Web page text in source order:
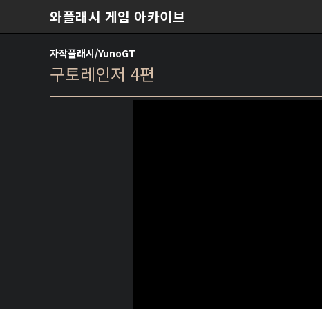
와플래시 게임 아카이브
자작플래시/YunoGT
구토레인저 4편